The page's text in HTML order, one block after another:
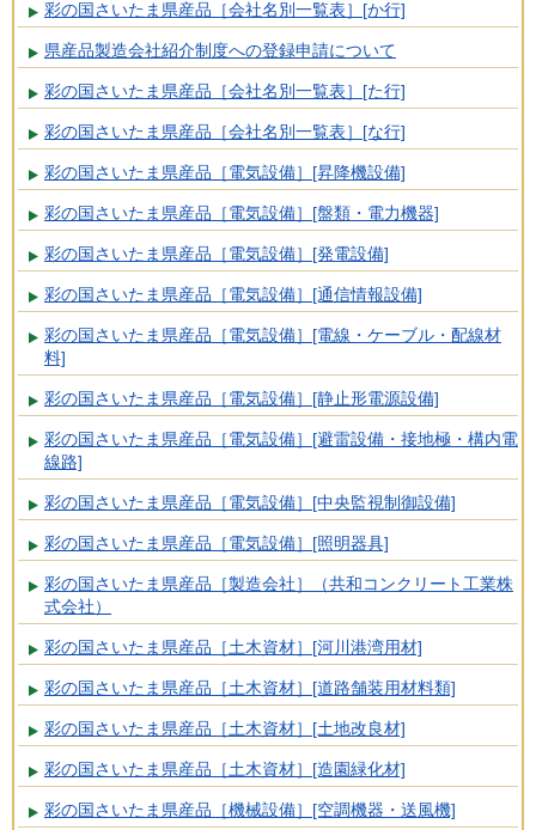
彩の国さいたま県産品［会社名別一覧表］[か行]
県産品製造会社紹介制度への登録申請について
彩の国さいたま県産品［会社名別一覧表］[た行]
彩の国さいたま県産品［会社名別一覧表］[な行]
彩の国さいたま県産品［電気設備］[昇降機設備]
彩の国さいたま県産品［電気設備］[盤類・電力機器]
彩の国さいたま県産品［電気設備］[発電設備]
彩の国さいたま県産品［電気設備］[通信情報設備]
彩の国さいたま県産品［電気設備］[電線・ケーブル・配線材
料]
彩の国さいたま県産品［電気設備］[静止形電源設備]
彩の国さいたま県産品［電気設備］[避雷設備・接地極・構内電
線路]
彩の国さいたま県産品［電気設備］[中央監視制御設備]
彩の国さいたま県産品［電気設備］[照明器具]
彩の国さいたま県産品［製造会社］（共和コンクリート工業株
式会社）
彩の国さいたま県産品［土木資材］[河川港湾用材]
彩の国さいたま県産品［土木資材］[道路舗装用材料類]
彩の国さいたま県産品［土木資材］[土地改良材]
彩の国さいたま県産品［土木資材］[造園緑化材]
彩の国さいたま県産品［機械設備］[空調機器・送風機]